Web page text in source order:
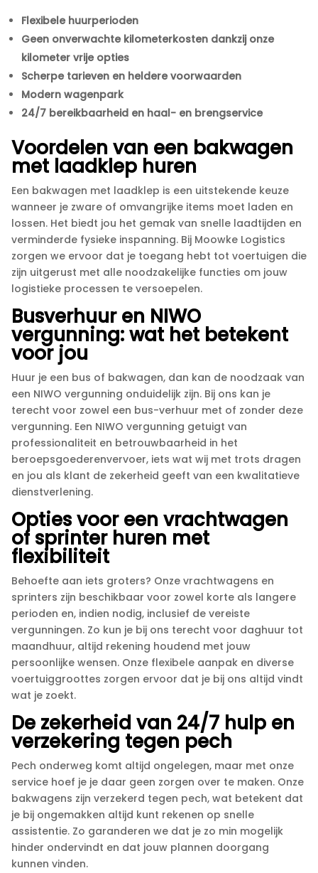
Flexibele huurperioden
Geen onverwachte kilometerkosten dankzij onze
kilometer vrije opties
Scherpe tarieven en heldere voorwaarden
Modern wagenpark
24/7 bereikbaarheid en haal- en brengservice
Voordelen van een bakwagen
met laadklep huren
Een bakwagen met laadklep is een uitstekende keuze
wanneer je zware of omvangrijke items moet laden en
lossen.​ Het biedt jou het gemak van snelle laadtijden en
verminderde fysieke inspanning.​ Bij Moowke Logistics
zorgen we ervoor dat je toegang hebt tot voertuigen die
zijn uitgerust met alle noodzakelijke functies om jouw
logistieke processen te versoepelen.​
Busverhuur en NIWO
vergunning: wat het betekent
voor jou
Huur je een bus of bakwagen, dan kan de noodzaak van
een NIWO vergunning onduidelijk zijn.​ Bij ons kan je
terecht voor zowel een bus-verhuur met of zonder deze
vergunning.​ Een NIWO vergunning getuigt van
professionaliteit en betrouwbaarheid in het
beroepsgoederenvervoer, iets wat wij met trots dragen
en jou als klant de zekerheid geeft van een kwalitatieve
dienstverlening.​
Opties voor een vrachtwagen
of sprinter huren met
flexibiliteit
Behoefte aan iets groters? Onze vrachtwagens en
sprinters zijn beschikbaar voor zowel korte als langere
perioden en, indien nodig, inclusief de vereiste
vergunningen.​ Zo kun je bij ons terecht voor daghuur tot
maandhuur, altijd rekening houdend met jouw
persoonlijke wensen.​ Onze flexibele aanpak en diverse
voertuiggroottes zorgen ervoor dat je bij ons altijd vindt
wat je zoekt.​
De zekerheid van 24/7 hulp en
verzekering tegen pech
Pech onderweg komt altijd ongelegen, maar met onze
service hoef je je daar geen zorgen over te maken.​ Onze
bakwagens zijn verzekerd tegen pech, wat betekent dat
je bij ongemakken altijd kunt rekenen op snelle
assistentie.​ Zo garanderen we dat je zo min mogelijk
hinder ondervindt en dat jouw plannen doorgang
kunnen vinden.​